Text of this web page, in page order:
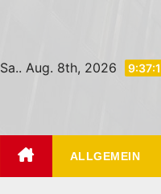
Sa.. Aug. 8th, 2026
ALLGEMEIN